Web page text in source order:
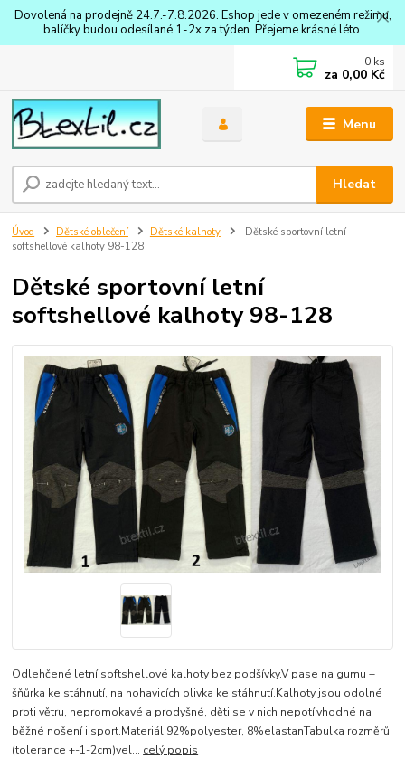
Dovolená na prodejně 24.7.-7.8.2026. Eshop jede v omezeném režimu,
balíčky budou odesílané 1-2x za týden. Přejeme krásné léto.
Menu
Hledat
0 ks
za 0,00 Kč
Úvod Dětské oblečení Dětské kalhoty
Dětské sportovní letní
softshellové kalhoty 98-128
Dětské sportovní letní
softshellové kalhoty 98-128
Odlehčené letní softshellové kalhoty bez podšívky.V pase na gumu +
šňůrka ke stáhnutí, na nohavicích olivka ke stáhnutí.Kalhoty jsou odolné
proti větru, nepromokavé a prodyšné, děti se v nich nepotí.vhodné na
běžné nošení i sport.Materiál 92%polyester, 8%elastanTabulka rozměrů
(tolerance +-1-2cm)vel... celý popis